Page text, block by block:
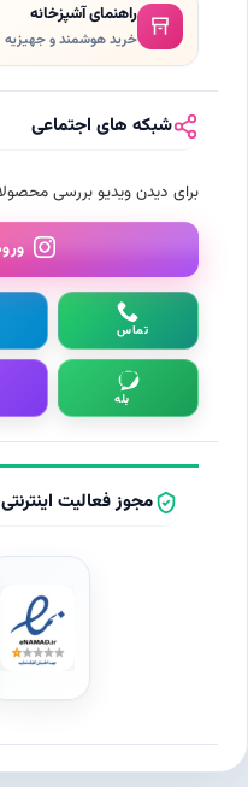
راهنمای آشپزخانه
خرید هوشمند و جهیزیه
شبکه های اجتماعی
برای دیدن ویدیو بررسی
تماس
بله
مجوز فعالیت اینترنتی